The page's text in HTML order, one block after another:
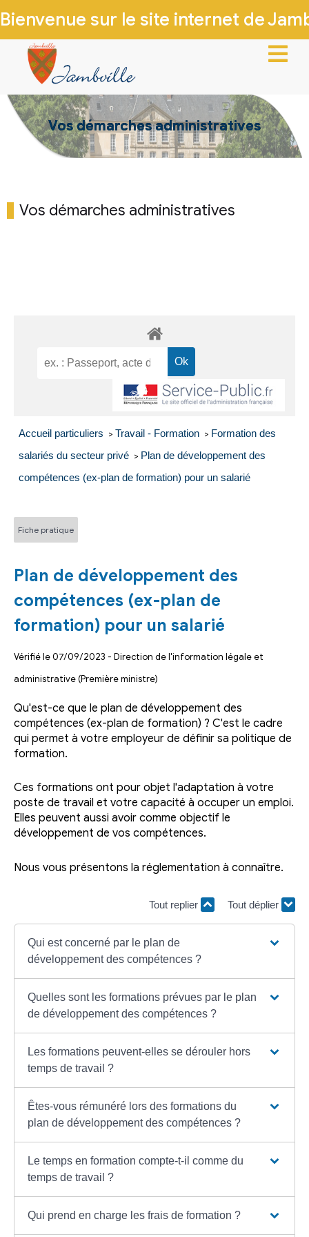
Bienvenue sur le site internet de
ACCUEIL
VIE MUNICIPALE
VIE LOCALE
PATRIMOINE & HISTOIRE
Vos démarches administratives
Vos démarches administratives
Accueil particuliers > Travail - Formation > Formation des
salariés du secteur privé > Plan de développement des
compétences (ex-plan de formation) pour un salarié
Fiche pratique
Plan de développement des
compétences (ex-plan de
formation) pour un salarié
Vérifié le 07/09/2023 - Direction de l'information légale et
administrative (Première ministre)
Qu'est-ce que le plan de développement des
compétences (ex-plan de formation) ? C'est le cadre
qui permet à votre employeur de définir sa politique de
formation.
Ces formations ont pour objet l'adaptation à votre
poste de travail et votre capacité à occuper un emploi.
Elles peuvent aussi avoir comme objectif le
développement de vos compétences.
Nous vous présentons la réglementation à connaître.
Tout replier Tout déplier
Qui est concerné par le plan de
développement des compétences ?
Quelles sont les formations prévues par le plan
de développement des compétences ?
Les formations peuvent-elles se dérouler hors
temps de travail ?
Êtes-vous rémunéré lors des formations du
plan de développement des compétences ?
Le temps en formation compte-t-il comme du
temps de travail ?
Qui prend en charge les frais de formation ?